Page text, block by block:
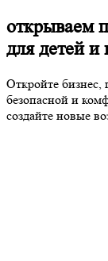
открываем
для детей и
Откройте бизнес,
безопасной и
создайте новые